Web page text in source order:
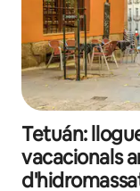
Tetuán:
vacacionals